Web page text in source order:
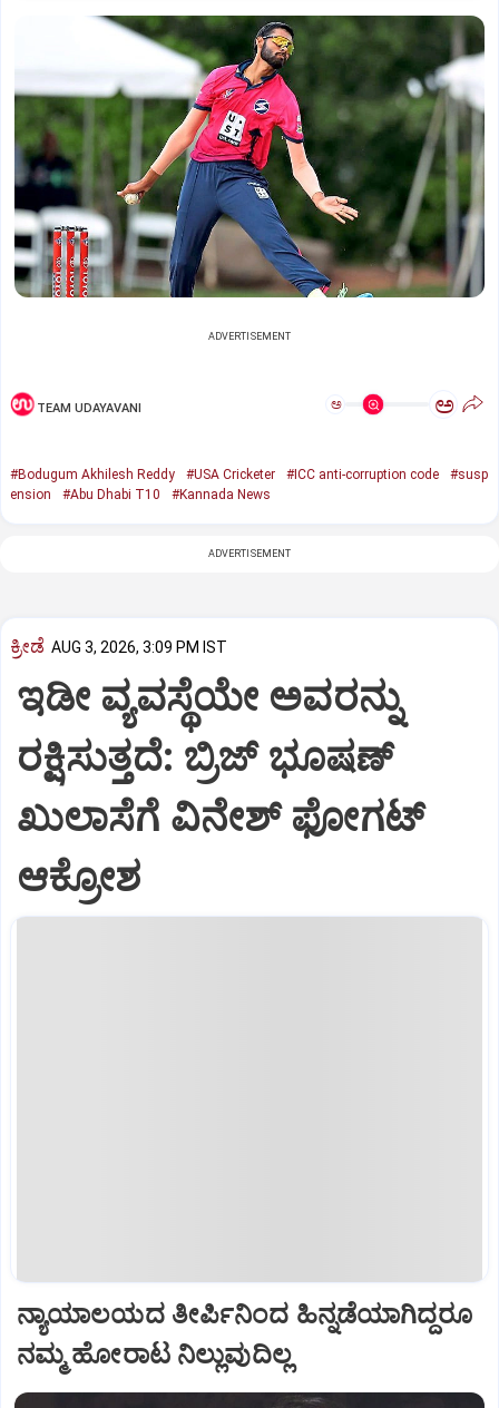
ADVERTISEMENT
TEAM UDAYAVANI ಅ ಅ
#Bodugum Akhilesh Reddy #USA Cricketer #ICC anti-corruption code
#susp
ension
#Abu Dhabi T10 #Kannada News
ADVERTISEMENT
ಕ್ರೀಡೆ AUG 3, 2026, 3:09 PM IST
ಇಡೀ ವ್ಯವಸ್ಥೆಯೇ ಅವರನ್ನು
ರಕ್ಷಿಸುತ್ತದೆ: ಬ್ರಿಜ್ ಭೂಷಣ್
ಖುಲಾಸೆಗೆ ವಿನೇಶ್ ಫೋಗಟ್
ಆಕ್ರೋಶ
ನ್ಯಾಯಾಲಯದ ತೀರ್ಪಿನಿಂದ ಹಿನ್ನಡೆಯಾಗಿದ್ದರೂ
ನಮ್ಮ ಹೋರಾಟ ನಿಲ್ಲುವುದಿಲ್ಲ